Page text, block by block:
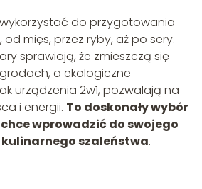
do przygotowania
mięs, przez ryby, aż po sery.
sprawiają, że zmieszczą się
a ekologiczne
urządzenia 2w1, pozwalają na
i energii. To doskonały wybór
wprowadzić do swojego
szaleństwa.